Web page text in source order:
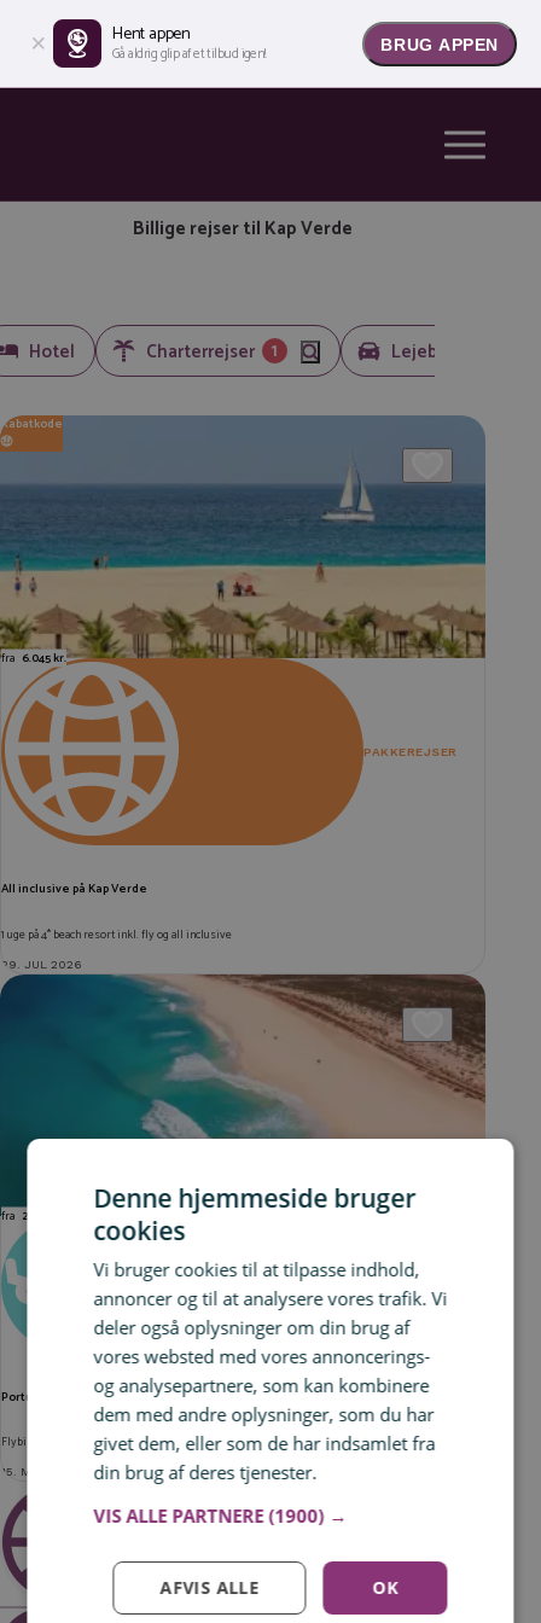
Billige rejser til Kap Verde
1
Rabatkode
🤑
fra 6.045 kr.
PAKKEREJSER
All inclusive på Kap Verde
1 uge på 4* beach resort inkl. fly og all inclusive
29. JUL 2026
fra 2.138 kr.
Portugal + Kap Verde på samme rejse
Flybilletter til Lissabon og Kap Verde tur/retur
15. MAJ 2026
Ønsker du at besøge Kap Verde, hvor solen skinner året rundt, og hvor livsmottoet er “No
Hent appen
Gå aldrig glip af et tilbud igen! BRUG APPEN
Denne hjemmeside bruger
cookies
Vi bruger cookies til at tilpasse indhold,
annoncer og til at analysere vores trafik. Vi
deler også oplysninger om din brug af
vores websted med vores annoncerings-
og analysepartnere, som kan kombinere
dem med andre oplysninger, som du har
givet dem, eller som de har indsamlet fra
din brug af deres tjenester.
VIS ALLE PARTNERE (1900) →
OK
AFVIS ALLE